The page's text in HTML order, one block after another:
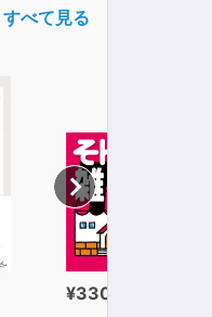
すべて見る
¥330